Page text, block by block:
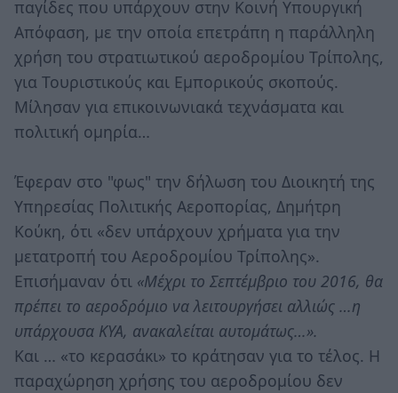
παγίδες που υπάρχουν στην Κοινή Υπουργική
Απόφαση, με την οποία επετράπη η παράλληλη
χρήση του στρατιωτικού αεροδρομίου Τρίπολης,
για Τουριστικούς και Εμπορικούς σκοπούς.
Μίλησαν για επικοινωνιακά τεχνάσματα και
πολιτική ομηρία…
Έφεραν στο "φως" την δήλωση του Διοικητή της
Υπηρεσίας Πολιτικής Αεροπορίας, Δημήτρη
Κούκη, ότι «δεν υπάρχουν χρήματα για την
μετατροπή του Αεροδρομίου Τρίπολης».
Επισήμαναν ότι «Μέχρι το Σεπτέμβριο του 2016, θα
πρέπει το αεροδρόμιο να λειτουργήσει αλλιώς …η
υπάρχουσα ΚΥΑ, ανακαλείται αυτομάτως…».
Και … «το κερασάκι» το κράτησαν για το τέλος. Η
παραχώρηση χρήσης του αεροδρομίου δεν